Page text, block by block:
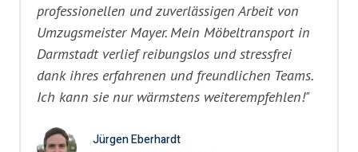
professionellen und zuverlässigen Arbeit von
Umzugsmeister Mayer. Mein Möbeltransport in
Darmstadt verlief reibungslos und stressfrei
dank ihres erfahrenen und freundlichen Teams.
Ich kann sie nur wärmstens weiterempfehlen!"
Jürgen Eberhardt